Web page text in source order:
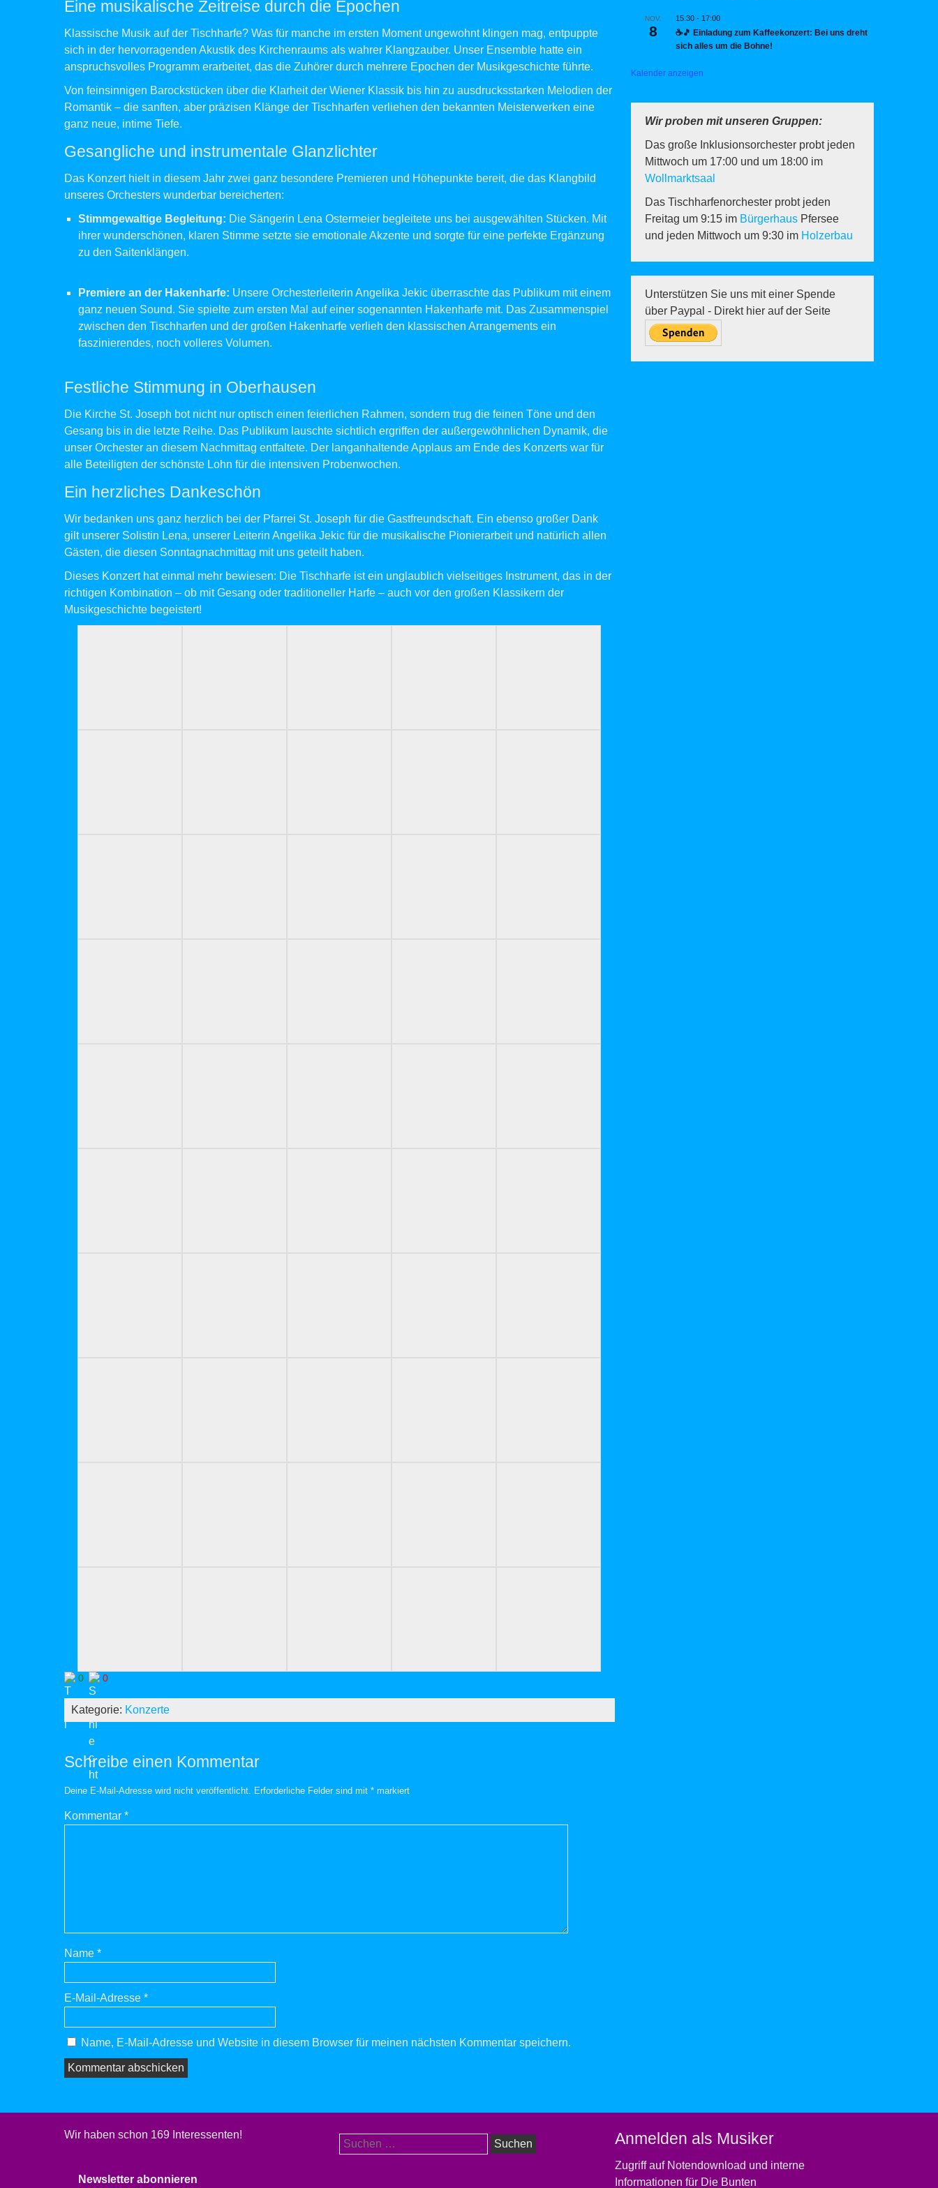
Eine musikalische Zeitreise durch die Epochen
Klassische Musik auf der Tischharfe? Was für manche im ersten Moment ungewohnt klingen mag, entpuppte
sich in der hervorragenden Akustik des Kirchenraums als wahrer Klangzauber. Unser Ensemble hatte ein
anspruchsvolles Programm erarbeitet, das die Zuhörer durch mehrere Epochen der Musikgeschichte führte.
Von feinsinnigen Barockstücken über die Klarheit der Wiener Klassik bis hin zu ausdrucksstarken Melodien der
Romantik – die sanften, aber präzisen Klänge der Tischharfen verliehen den bekannten Meisterwerken eine
ganz neue, intime Tiefe.
Gesangliche und instrumentale Glanzlichter
Das Konzert hielt in diesem Jahr zwei ganz besondere Premieren und Höhepunkte bereit, die das Klangbild
unseres Orchesters wunderbar bereicherten:
Stimmgewaltige Begleitung: Die Sängerin Lena Ostermeier begleitete uns bei ausgewählten Stücken. Mit
ihrer wunderschönen, klaren Stimme setzte sie emotionale Akzente und sorgte für eine perfekte Ergänzung
zu den Saitenklängen.
Premiere an der Hakenharfe: Unsere Orchesterleiterin Angelika Jekic überraschte das Publikum mit einem
ganz neuen Sound. Sie spielte zum ersten Mal auf einer sogenannten Hakenharfe mit. Das Zusammenspiel
zwischen den Tischharfen und der großen Hakenharfe verlieh den klassischen Arrangements ein
faszinierendes, noch volleres Volumen.
Festliche Stimmung in Oberhausen
Die Kirche St. Joseph bot nicht nur optisch einen feierlichen Rahmen, sondern trug die feinen Töne und den
Gesang bis in die letzte Reihe. Das Publikum lauschte sichtlich ergriffen der außergewöhnlichen Dynamik, die
unser Orchester an diesem Nachmittag entfaltete. Der langanhaltende Applaus am Ende des Konzerts war für
alle Beteiligten der schönste Lohn für die intensiven Probenwochen.
Ein herzliches Dankeschön
Wir bedanken uns ganz herzlich bei der Pfarrei St. Joseph für die Gastfreundschaft. Ein ebenso großer Dank
gilt unserer Solistin Lena, unserer Leiterin Angelika Jekic für die musikalische Pionierarbeit und natürlich allen
Gästen, die diesen Sonntagnachmittag mit uns geteilt haben.
Dieses Konzert hat einmal mehr bewiesen: Die Tischharfe ist ein unglaublich vielseitiges Instrument, das in der
richtigen Kombination – ob mit Gesang oder traditioneller Harfe – auch vor den großen Klassikern der
Musikgeschichte begeistert!
0 0
Kategorie: Konzerte
Schreibe einen Kommentar
Deine E-Mail-Adresse wird nicht veröffentlicht. Erforderliche Felder sind mit * markiert
Kommentar *
Name *
E-Mail-Adresse *
Name, E-Mail-Adresse und Website in diesem Browser für meinen nächsten Kommentar speichern.
NOV.
8
15:30 - 17:00
☕🎵 Einladung zum Kaffeekonzert: Bei uns dreht
sich alles um die Bohne!
Kalender anzeigen
Wir proben mit unseren Gruppen:
Das große Inklusionsorchester probt jeden
Mittwoch um 17:00 und um 18:00 im
Wollmarktsaal
Das Tischharfenorchester probt jeden
Freitag um 9:15 im Bürgerhaus Pfersee
und jeden Mittwoch um 9:30 im Holzerbau
Unterstützen Sie uns mit einer Spende
über Paypal - Direkt hier auf der Seite
Wir haben schon 169 Interessenten!
Newsletter abonnieren
Suchen
nach:
Anmelden als Musiker
Zugriff auf Notendownload und interne
Informationen für Die Bunten